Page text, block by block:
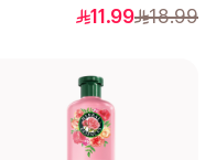
في القشرة 350مل
18.99
11.99